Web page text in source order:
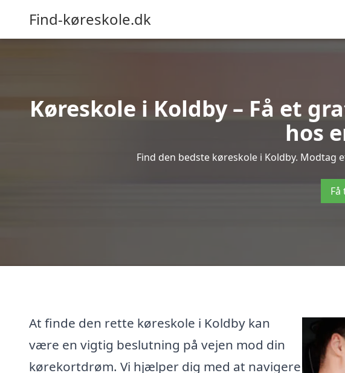
Find-køreskole.dk
Køreskole i Koldby – Få et
hos
Find den bedste køreskole i Koldby.
At finde den rette køreskole i Koldby kan
være en vigtig beslutning på vejen mod din
kørekortdrøm. Vi hjælper dig med at navigere